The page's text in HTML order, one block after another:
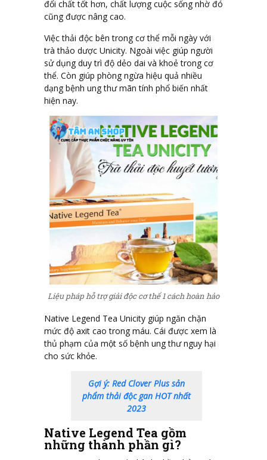
đổi chất tốt hơn, chất lượng cuộc sống nhờ đó
cũng được nâng cao.
Việc thải độc bên trong cơ thể mỗi ngày với
trà thảo dược Unicity. Ngoài việc giúp người
sử dụng duy trì độ dẻo dai và khoẻ trong cơ
thể. Còn giúp phòng ngừa hiệu quả nhiều
dạng bệnh ung thư mãn tính phổ biến nhất
hiện nay.
Liệu pháp hỗ trợ giải độc cơ thể 1 cách hoàn hảo
Native Legend Tea Unicity giúp ngăn chặn
mức độ axit cao trong máu. Cái được xem là
thủ phạm của một số bệnh ung thư nguy hại
cho sức khỏe.
Gợi ý: Red Clover Plus sản
phẩm thải độc gan HOT nhất
2023
Native Legend Tea gồm
những thành phần gì?